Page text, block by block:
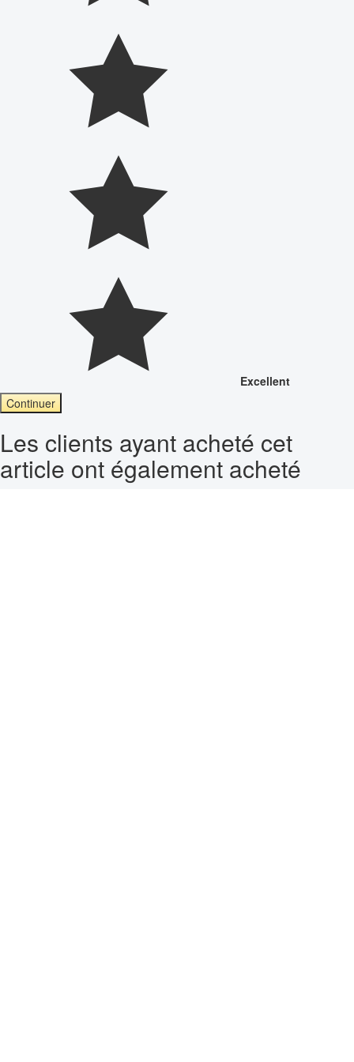
Excellent
Continuer
Les clients ayant acheté cet
article ont également acheté